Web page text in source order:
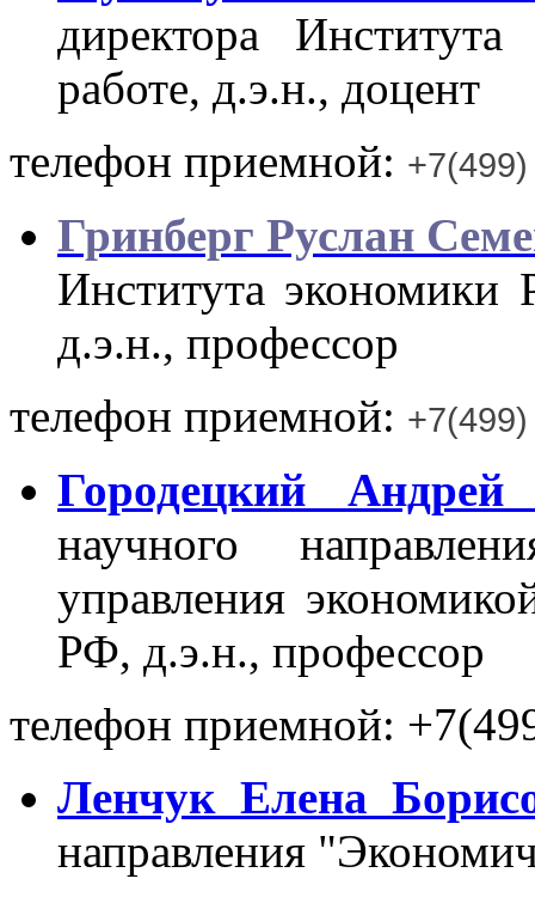
директора
работе, д.э.н., доцент
телефон приемной:
Гринберг Руслан
Института
д.э.н., профессор
телефон приемной:
Городецкий Андрей
научного
управления
РФ, д.э.н., профессор
телефон приемной:
Ленчук Елена
направления